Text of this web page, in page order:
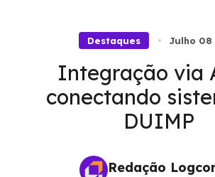
Destaques Julho 08
Integração via
conectando
DUIMP
Redação